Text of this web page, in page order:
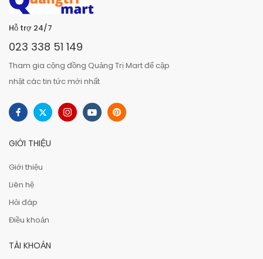
Hỗ trợ 24/7
023 338 51 149
Tham gia cộng đồng Quảng Trị Mart để cập
nhật các tin tức mới nhất
GIỚI THIỆU
Giới thiệu
Liên hệ
Hỏi đáp
Điều khoản
TÀI KHOẢN